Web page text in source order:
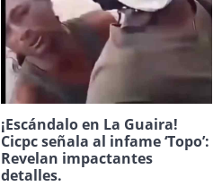
¡Escándalo en La Guaira!
Cicpc señala al infame ‘Topo’:
Revelan impactantes
detalles.